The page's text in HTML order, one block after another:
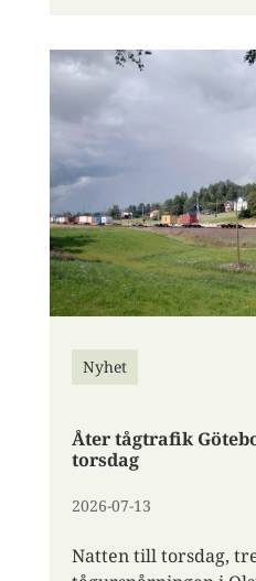
Nyhet
Åter tågtrafik
torsdag
2026-07-13
Natten till torsdag,